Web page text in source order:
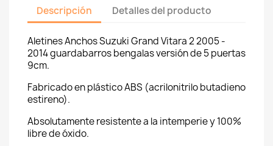
Descripción Detalles del producto
Aletines Anchos Suzuki Grand Vitara 2 2005 -
2014 guardabarros bengalas versión de 5 puertas
9cm.
Fabricado en plástico ABS (acrilonitrilo butadieno
estireno).
Absolutamente resistente a la intemperie y 100%
libre de óxido.